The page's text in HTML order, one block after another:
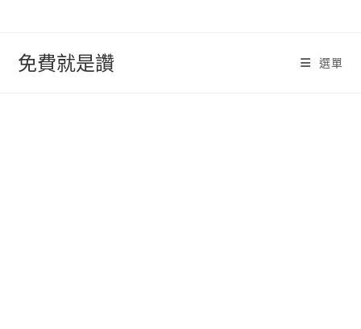
免費就是讚 選單